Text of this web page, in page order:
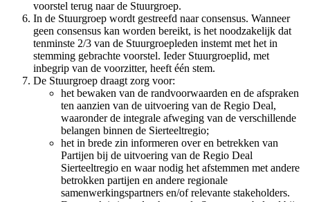
voorstel terug naar de Stuurgroep.
In de Stuurgroep wordt gestreefd naar consensus. Wanneer
geen consensus kan worden bereikt, is het noodzakelijk dat
tenminste 2/3 van de Stuurgroepleden instemt met het in
stemming gebrachte voorstel. Ieder Stuurgroeplid, met
inbegrip van de voorzitter, heeft één stem.
De Stuurgroep draagt zorg voor:
het bewaken van de randvoorwaarden en de afspraken
ten aanzien van de uitvoering van de Regio Deal,
waaronder de integrale afweging van de verschillende
belangen binnen de Sierteeltregio;
het in brede zin informeren over en betrekken van
Partijen bij de uitvoering van de Regio Deal
Sierteeltregio en waar nodig het afstemmen met andere
betrokken partijen en andere regionale
samenwerkingspartners en/of relevante stakeholders.